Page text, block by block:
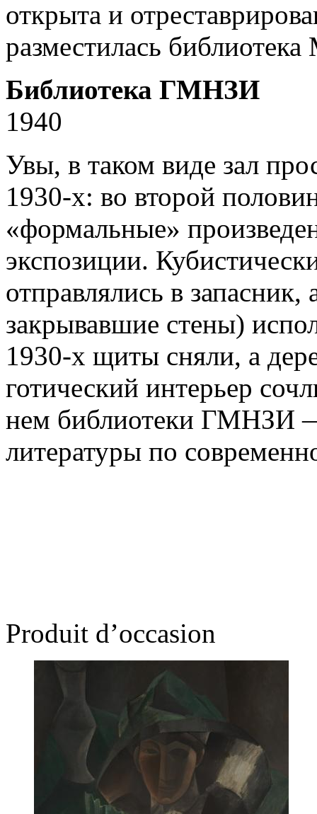
открыта и
разместилась
Библиотека ГМНЗИ
1940
Увы, в таком виде зал
1930-х: во второй
«формальные»
экспозиции.
отправлялись в
закрывавшие стены)
1930-х щиты сняли, а
готический интерьер
нем библиотеки ГМНЗИ
литературы по
Produit d’occasion